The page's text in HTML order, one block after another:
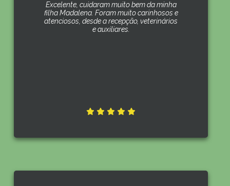
Excelente, cuidaram muito bem da minha
filha Madalena. Foram muito carinhosos e
atenciosos, desde a recepção, veterinários
e auxiliares.